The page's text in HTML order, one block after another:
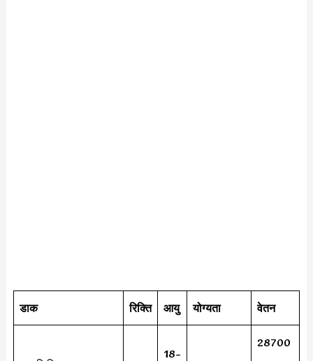
डाक रिक्ति आयु योग्यता वेतन
18-
28700